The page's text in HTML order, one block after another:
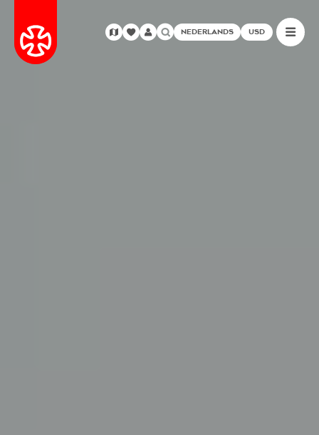
NEDERLANDS USD